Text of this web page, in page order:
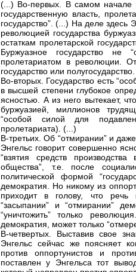
(...) Во-первых. В самом начале
государственную власть,
государство”. (...) На деле здесь
революцией государства
остаткам пролетарской
Буржуазное государство не
пролетариатом в революции.
государство или полугосударство.
Во-вторых. Государство есть
в высшей степени глубокое
ясностью. А из него вытекает,
буржуазией, миллионов
“особой силой для
пролетариата). (...)
В-третьих. Об “отмирании” и
Энгельс говорит совершенно
“взятия средств
общества”, т.е. после
политической формой
демократия. Но никому из
приходит в голову, что речь
“засыпании” и “отмирании”
“уничтожить” только
демократия, может только
В-четвертых. Выставив свое
Энгельс сейчас же поясняет
против оппортунистов и
поставлен у Энгельса тот